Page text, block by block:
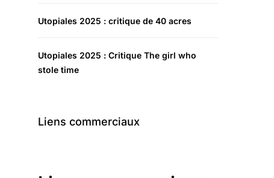
Utopiales 2025 : critique de 40 acres
Utopiales 2025 : Critique The girl who
stole time
Liens commerciaux